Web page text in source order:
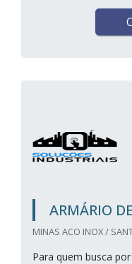
ARMÁRIO
MINAS ACO INOX /
Para quem busca